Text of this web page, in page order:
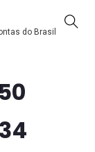
do Brasil